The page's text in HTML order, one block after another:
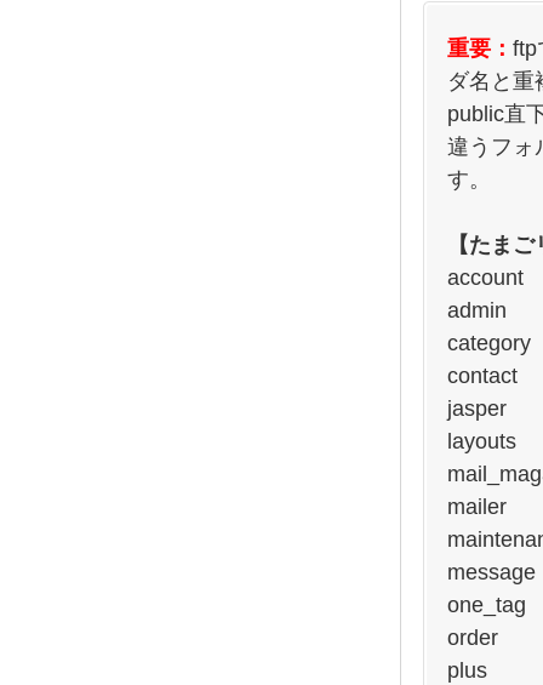
重要： ftp
ダ名と重
public直
違うフォ
す。
【たま
account
admin
category
contact
jasper
layouts
mailer
message
one_tag
order
plus